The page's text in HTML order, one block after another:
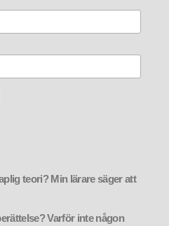
teori? Min lärare säger att
Varför inte någon